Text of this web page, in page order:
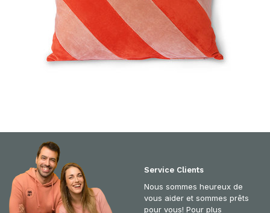
Service Clients
Nous sommes heureux de
vous aider et sommes prêts
pour vous! Pour plus